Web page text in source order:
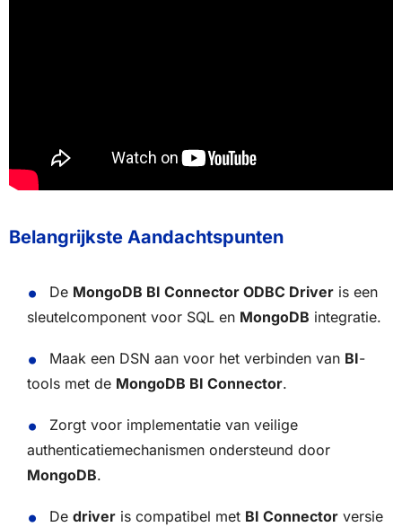
Belangrijkste Aandachtspunten
De MongoDB BI Connector ODBC Driveris een
sleutelcomponent voor SQL en MongoDB integratie.
Maak een DSN aan voor het verbinden van BI-
tools met de MongoDB BI Connector.
Zorgt voor implementatie van veilige
authenticatiemechanismen ondersteund door
MongoDB.
De driveris compatibel met BI Connectorversie